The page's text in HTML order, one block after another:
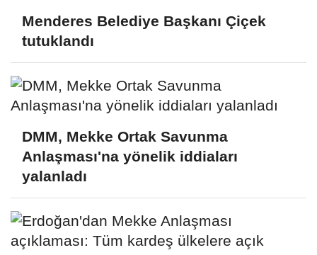
Menderes Belediye Başkanı Çiçek
tutuklandı
DMM, Mekke Ortak Savunma
Anlaşması'na yönelik iddiaları
yalanladı